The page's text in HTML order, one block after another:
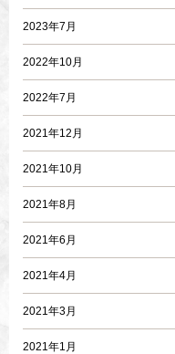
2023年7月
2022年10月
2022年7月
2021年12月
2021年10月
2021年8月
2021年6月
2021年4月
2021年3月
2021年1月